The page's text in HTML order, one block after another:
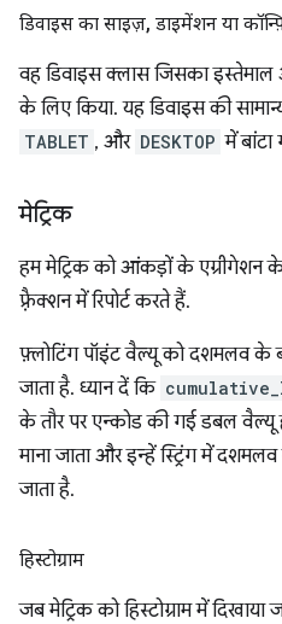
डिवाइस का साइज़, डाइमेंशन या
वह डिवाइस क्लास जिसका
के लिए किया. यह डिवाइस की
TABLET , और DESKTOP में बांटा
मेट्रिक
हम मेट्रिक को आंकड़ों के एग्रीगेशन के
फ़्रैक्शन में रिपोर्ट करते हैं.
फ़्लोटिंग पॉइंट वैल्यू को दशमलव के
जाता है. ध्यान दें कि
के तौर पर एन्कोड की गई डबल वैल्यू
माना जाता और इन्हें स्ट्रिंग में
जाता है.
हिस्टोग्राम
जब मेट्रिक को हिस्टोग्राम में